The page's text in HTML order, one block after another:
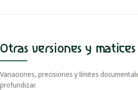
Otras versiones y matices
Variaciones, precisiones y límites
profundizar.